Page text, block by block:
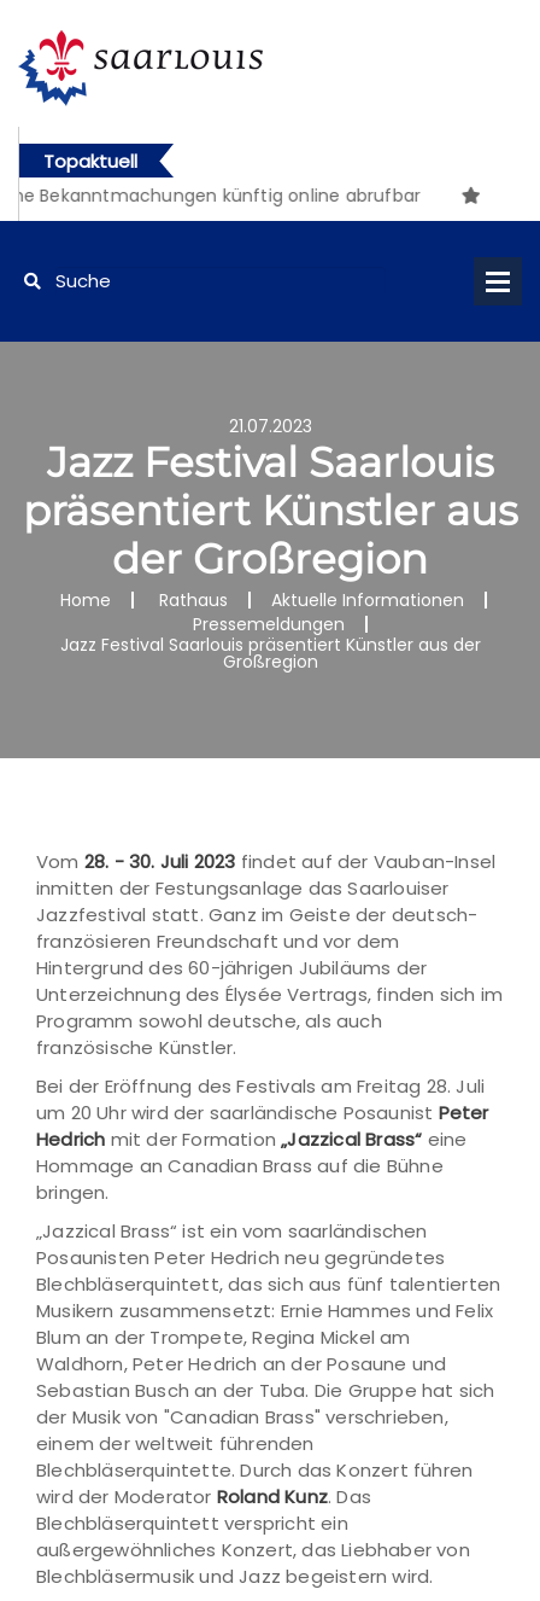
Topaktuell
Bekanntmachungen künftig online abrufbar
21.07.2023
Jazz Festival Saarlouis
präsentiert Künstler aus
der Großregion
Home Rathaus
Aktuelle Informationen
Pressemeldungen
Jazz Festival Saarlouis präsentiert Künstler aus der
Großregion
Vom 28. - 30. Juli 2023 findet auf der Vauban-Insel
inmitten der Festungsanlage das Saarlouiser
Jazzfestival statt. Ganz im Geiste der deutsch-
französieren Freundschaft und vor dem
Hintergrund des 60-jährigen Jubiläums der
Unterzeichnung des Élysée Vertrags, finden sich im
Programm sowohl deutsche, als auch
französische Künstler.
Bei der Eröffnung des Festivals am Freitag 28. Juli
um 20 Uhr wird der saarländische Posaunist Peter
Hedrich mit der Formation„Jazzical Brass“ eine
Hommage an Canadian Brass auf die Bühne
bringen.
„Jazzical Brass“ ist ein vom saarländischen
Posaunisten Peter Hedrich neu gegründetes
Blechbläserquintett, das sich aus fünf talentierten
Musikern zusammensetzt: Ernie Hammes und Felix
Blum an der Trompete, Regina Mickel am
Waldhorn, Peter Hedrich an der Posaune und
Sebastian Busch an der Tuba. Die Gruppe hat sich
der Musik von "Canadian Brass" verschrieben,
einem der weltweit führenden
Blechbläserquintette. Durch das Konzert führen
wird der Moderator Roland Kunz. Das
Blechbläserquintett verspricht ein
außergewöhnliches Konzert, das Liebhaber von
Blechbläsermusik und Jazz begeistern wird.